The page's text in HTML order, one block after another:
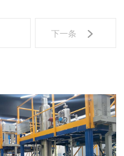
下一条